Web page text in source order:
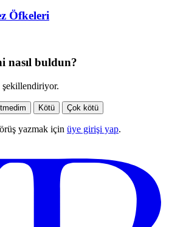
Öfkeleri
nasıl buldun?
Kötü Çok kötü
yazmak için üye girişi yap.